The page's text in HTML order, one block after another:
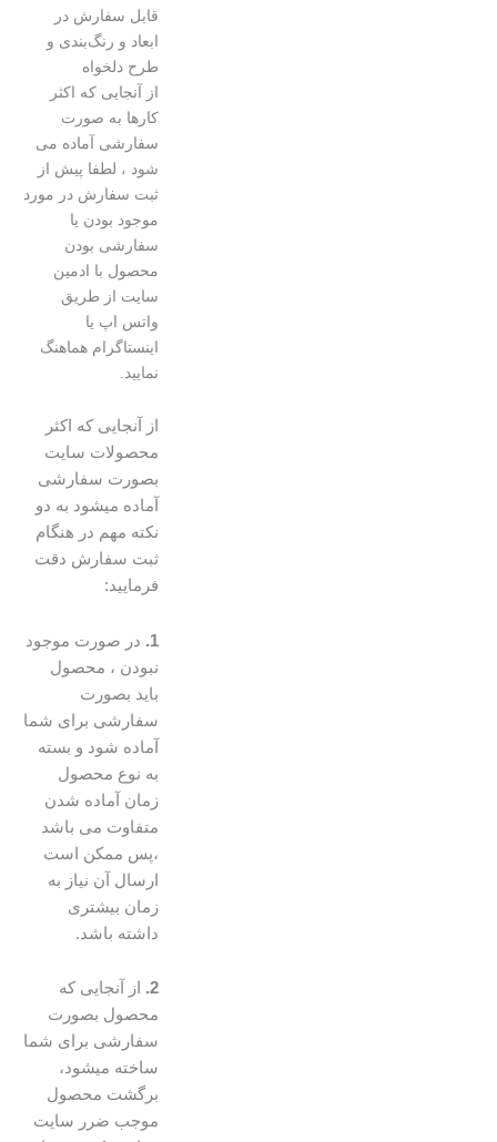
قابل سفارش در
ابعاد و رنگ‌بندی و
طرح دلخواه
از آنجایی که اکثر
کارها به صورت
سفارشی آماده می
شود ، لطفا پیش از
ثبت سفارش در مورد
موجود بودن یا
سفارشی بودن
محصول با ادمین
سایت از طریق
واتس اپ یا
اینستاگرام هماهنگ
نمایید.
از آنجایی که اکثر
محصولات سایت
بصورت سفارشی
آماده میشود به دو
نکته مهم در هنگام
ثبت سفارش دقت
فرمایید:
در صورت موجود
نبودن ، محصول
باید بصورت
سفارشی برای شما
آماده شود و بسته
به نوع محصول
زمان آماده شدن
متفاوت می باشد
،پس ممکن است
ارسال آن نیاز به
زمان بیشتری
داشته باشد.
از آنجایی که
محصول بصورت
سفارشی برای شما
ساخته میشود،
برگشت محصول
موجب ضرر سایت